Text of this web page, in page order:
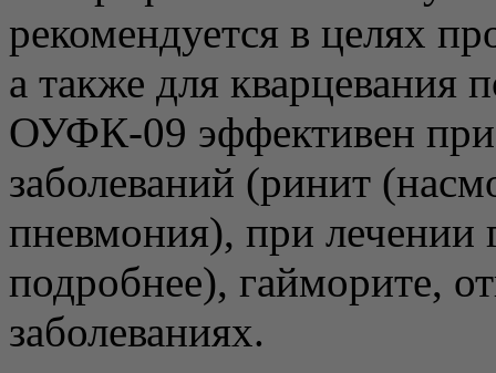
рекомендуется в целях
а также для кварцевания
ОУФК-09 эффективен при
заболеваний (ринит
пневмония), при лечении
подробнее), гайморите,
заболеваниях.